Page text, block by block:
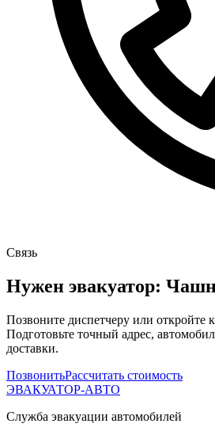
Связь
Нужен эвакуатор:
Позвоните диспетчеру или откройте
Подготовьте точный адрес,
доставки.
ПозвонитьРассчитать стоимость
ЭВАКУАТОР-АВТО
Служба эвакуации автомобилей